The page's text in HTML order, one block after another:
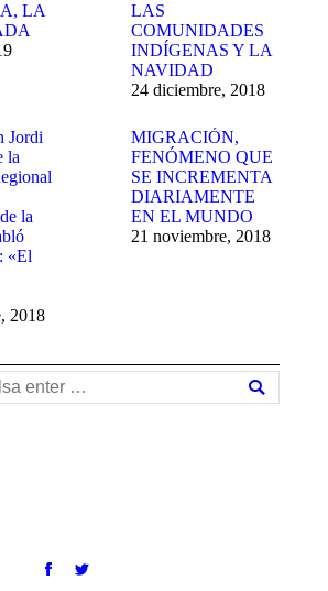
LA
LAS
COMUNIDADES
INDÍGENAS Y LA
NAVIDAD
24 diciembre, 2018
Jordi
la
la
«El
2018
MIGRACIÓN,
FENÓMENO QUE
SE INCREMENTA
DIARIAMENTE
EN EL MUNDO
21 noviembre, 2018